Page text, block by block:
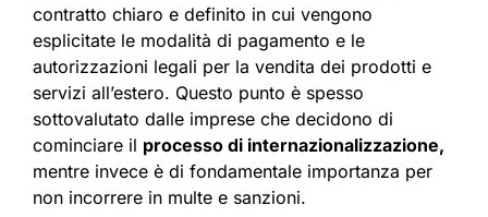
contratto chiaro e definito in cui vengono
esplicitate le modalità di pagamento e le
autorizzazioni legali per la vendita dei prodotti e
servizi all’estero. Questo punto è spesso
sottovalutato dalle imprese che decidono di
cominciare il processo di internazionalizzazione,
mentre invece è di fondamentale importanza per
non incorrere in multe e sanzioni.